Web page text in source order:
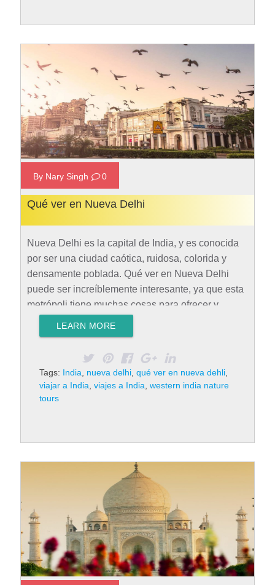
Rad More
By Nary Singh 0
Qué ver en Nueva Delhi
Nueva Delhi es la capital de India, y es conocida
por ser una ciudad caótica, ruidosa, colorida y
densamente poblada. Qué ver en Nueva Delhi
puede ser increíblemente interesante, ya que esta
metrópoli tiene muchas cosas para ofrecer y
Delhi Situado en el extremo oeste de Nueva Delhi,
con varios destinos nacionales e internacionales.
Es considerado como uno de los aeropuertos más
grandes del país. Además, ofrece instalaciones de
cibercafés. Este aeropuerto es la principal vía…
LEARN MORE
Tags: India nueva delhi, qué ver en nueva dehli,
viajar a India viajes a India western india nature
tours